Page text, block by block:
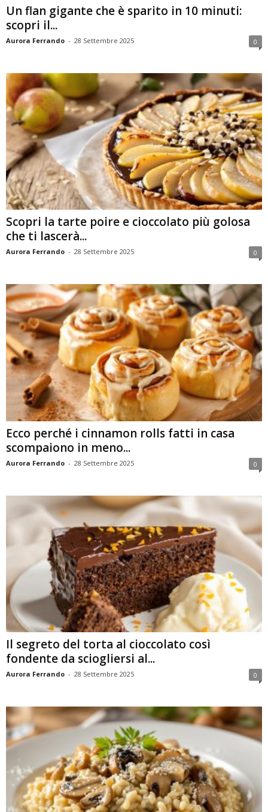
Un flan gigante che è sparito in 10 minuti:
scopri il...
Aurora Ferrando - 28 Settembre 2025 0
Scopri la tarte poire e cioccolato più golosa
che ti lascerà...
Aurora Ferrando - 28 Settembre 2025 0
Ecco perché i cinnamon rolls fatti in casa
scompaiono in meno...
Aurora Ferrando - 28 Settembre 2025 0
Il segreto del torta al cioccolato così
fondente da sciogliersi al...
Aurora Ferrando - 28 Settembre 2025 0